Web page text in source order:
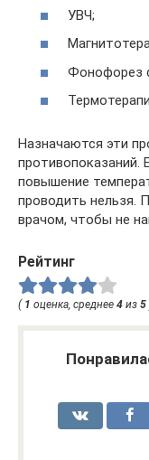
УВЧ;
Фонофорез
Назначаются эти
противопоказаний.
повышение
проводить нельзя.
врачом, чтобы не
Рейтинг
( 1 оценка, среднее 4 из 5